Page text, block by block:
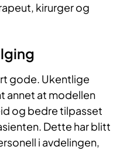
kirurger og
gode. Ukentlige
annet at modellen
og bedre tilpasset
Dette har blitt
i avdelingen,